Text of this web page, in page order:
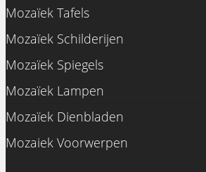
Mozaïek Tafels
Mozaïek Schilderijen
Mozaïek Spiegels
Mozaïek Lampen
Mozaïek Dienbladen
Mozaiek Voorwerpen